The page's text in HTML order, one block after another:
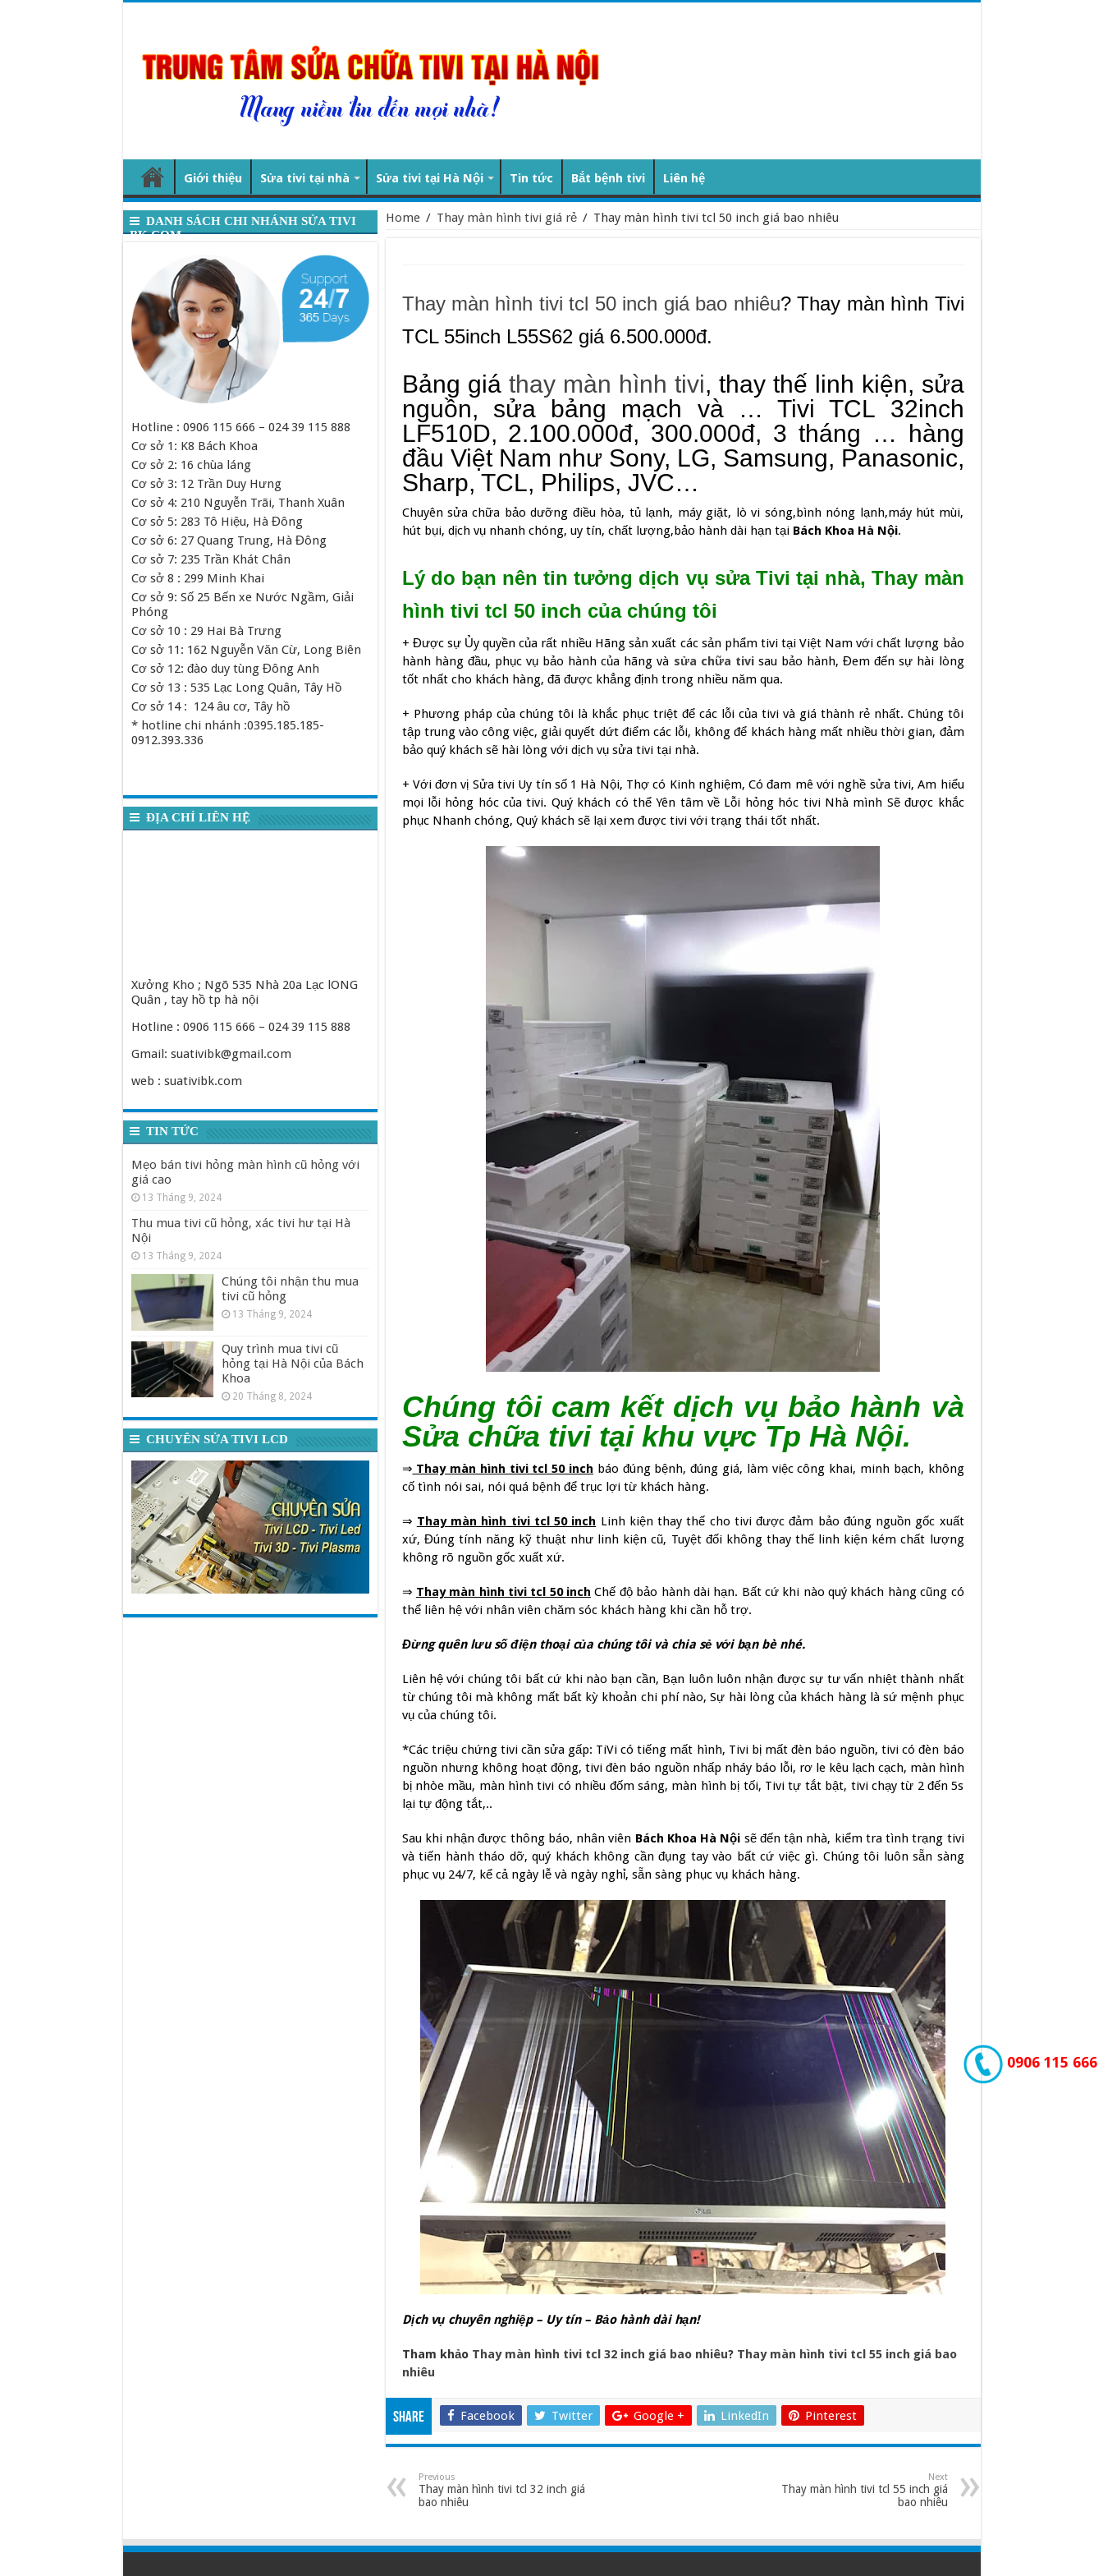
Giới thiệu Sửa tivi tại nhà Sửa tivi tại Hà Nội Tin tức Bắt bệnh tivi Liên hệ
Home / Thay màn hình tivi giá rẻ / Thay màn hình tivi tcl 50 inch giá bao nhiêu
Thay màn hình tivi tcl 50 inch giá bao nhiêu? Thay màn hình Tivi
TCL 55inch L55S62 giá 6.500.000đ.
Bảng giá thay màn hình tivi, thay thế linh kiện, sửa
nguồn, sửa bảng mạch và … Tivi TCL 32inch
LF510D, 2.100.000đ, 300.000đ, 3 tháng … hàng
đầu Việt Nam như Sony, LG, Samsung, Panasonic,
Sharp, TCL, Philips, JVC…
Chuyên sửa chữa bảo dưỡng điều hòa, tủ lạnh, máy giặt, lò vi sóng,bình nóng lạnh,máy hút mùi,
hút bụi, dịch vụ nhanh chóng, uy tín, chất lượng,bảo hành dài hạn tại Bách Khoa Hà Nội.
Lý do bạn nên tin tưởng dịch vụ sửa Tivi tại nhà, Thay màn
hình tivi tcl 50 inch của chúng tôi
+ Được sự Ủy quyền của rất nhiều Hãng sản xuất các sản phẩm tivi tại Việt Nam với chất lượng bảo
hành hàng đầu, phục vụ bảo hành của hãng và sửa chữa tivisau bảo hành, Đem đến sự hài lòng
tốt nhất cho khách hàng, đã được khẳng định trong nhiều năm qua.
+ Phương pháp của chúng tôi là khắc phục triệt để các lỗi của tivi và giá thành rẻ nhất. Chúng tôi
tập trung vào công việc, giải quyết dứt điểm các lỗi, không để khách hàng mất nhiều thời gian, đảm
bảo quý khách sẽ hài lòng với dịch vụ sửa tivi tại nhà.
+ Với đơn vị Sửa tivi Uy tín số 1 Hà Nội, Thợ có Kinh nghiệm, Có đam mê với nghề sửa tivi, Am hiểu
mọi lỗi hỏng hóc của tivi. Quý khách có thể Yên tâm về Lỗi hỏng hóc tivi Nhà mình Sẽ được khắc
phục Nhanh chóng, Quý khách sẽ lại xem được tivi với trạng thái tốt nhất.
Chúng tôi cam kết dịch vụ bảo hành và
Sửa chữa tivi tại khu vực Tp Hà Nội.
⇒ Thay màn hình tivi tcl 50 inch báo đúng bệnh, đúng giá, làm việc công khai, minh bạch, không
cố tình nói sai, nói quá bệnh để trục lợi từ khách hàng.
⇒ Thay màn hình tivi tcl 50 inch Linh kiện thay thế cho tivi được đảm bảo đúng nguồn gốc xuất
xứ, Đúng tính năng kỹ thuật như linh kiện cũ, Tuyệt đối không thay thế linh kiện kém chất lượng
không rõ nguồn gốc xuất xứ.
⇒ Thay màn hình tivi tcl 50 inch Chế độ bảo hành dài hạn. Bất cứ khi nào quý khách hàng cũng có
thể liên hệ với nhân viên chăm sóc khách hàng khi cần hỗ trợ.
Đừng quên lưu số điện thoại của chúng tôi và chia sẻ với bạn bè nhé.
Liên hệ với chúng tôi bất cứ khi nào bạn cần, Bạn luôn luôn nhận được sự tư vấn nhiệt thành nhất
từ chúng tôi mà không mất bất kỳ khoản chi phí nào, Sự hài lòng của khách hàng là sứ mệnh phục
vụ của chúng tôi.
*Các triệu chứng tivi cần sửa gấp: TiVi có tiếng mất hình, Tivi bị mất đèn báo nguồn, tivi có đèn báo
nguồn nhưng không hoạt động, tivi đèn báo nguồn nhấp nháy báo lỗi, rơ le kêu lạch cạch, màn hình
bị nhòe mầu, màn hình tivi có nhiều đốm sáng, màn hình bị tối, Tivi tự tắt bật, tivi chạy từ 2 đến 5s
lại tự động tắt,..
Sau khi nhận được thông báo, nhân viên Bách Khoa Hà Nội sẽ đến tận nhà, kiểm tra tình trạng tivi
và tiến hành tháo dỡ, quý khách không cần đụng tay vào bất cứ việc gì. Chúng tôi luôn sẵn sàng
phục vụ 24/7, kể cả ngày lễ và ngày nghỉ, sẵn sàng phục vụ khách hàng.
Dịch vụ chuyên nghiệp – Uy tín – Bảo hành dài hạn!
Tham khảo Thay màn hình tivi tcl 32 inch giá bao nhiêu? Thay màn hình tivi tcl 55 inch giá bao
nhiêu
Share Facebook Twitter Google + LinkedIn Pinterest
Previous
Thay màn hình tivi tcl 32 inch giá
bao nhiêu
Next
Thay màn hình tivi tcl 55 inch giá
bao nhiêu
DANH SÁCH CHI NHÁNH SỬA TIVI
BK.COM
Hotline : 0906 115 666 – 024 39 115 888
Cơ sở 1: K8 Bách Khoa
Cơ sở 2: 16 chùa láng
Cơ sở 3: 12 Trần Duy Hưng
Cơ sở 4: 210 Nguyễn Trãi, Thanh Xuân
Cơ sở 5: 283 Tô Hiệu, Hà Đông
Cơ sở 6: 27 Quang Trung, Hà Đông
Cơ sở 7: 235 Trần Khát Chân
Cơ sở 8 : 299 Minh Khai
Cơ sở 9: Số 25 Bến xe Nước Ngầm, Giải
Phóng
Cơ sở 10 : 29 Hai Bà Trưng
Cơ sở 11: 162 Nguyễn Văn Cừ, Long Biên
Cơ sở 12: đào duy tùng Đông Anh
Cơ sở 13 : 535 Lạc Long Quân, Tây Hồ
Cơ sở 14 : 124 âu cơ, Tây hồ
* hotline chi nhánh :0395.185.185-
0912.393.336
ĐỊA CHỈ LIÊN HỆ
Xưởng Kho ; Ngõ 535 Nhà 20a Lạc lONG
Quân , tay hồ tp hà nội
Hotline : 0906 115 666 – 024 39 115 888
Gmail: suativibk@gmail.com
web : suativibk.com
TIN TỨC
Mẹo bán tivi hỏng màn hình cũ hỏng với
giá cao
13 Tháng 9, 2024
Thu mua tivi cũ hỏng, xác tivi hư tại Hà
Nội
13 Tháng 9, 2024
Chúng tôi nhận thu mua
tivi cũ hỏng
13 Tháng 9, 2024
Quy trình mua tivi cũ
hỏng tại Hà Nội của Bách
Khoa
20 Tháng 8, 2024
CHUYÊN SỬA TIVI LCD
0906 115 666